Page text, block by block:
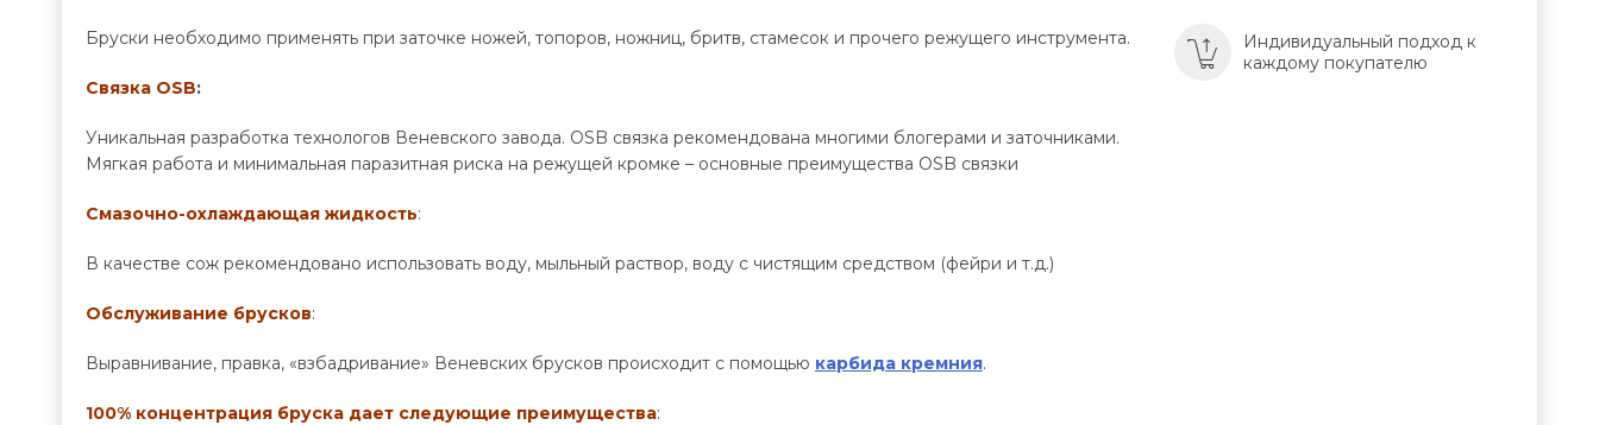
Бруски необходимо применять при заточке ножей, топоров, ножниц, бритв, стамесок и прочего режущего инструмента.
Связка OSB:
Уникальная разработка технологов Веневского завода. OSB связка рекомендована многими блогерами и заточниками.
Мягкая работа и минимальная паразитная риска на режущей кромке – основные преимущества OSB связки
Смазочно-охлаждающая жидкость:
В качестве сож рекомендовано использовать воду, мыльный раствор, воду с чистящим средством (фейри и т.д.)
Обслуживание брусков:
Выравнивание, правка, «взбадривание» Веневских брусков происходит с помощью карбида кремния.
100% концентрация бруска дает следующие преимущества:
Индивидуальный подход к
каждому покупателю